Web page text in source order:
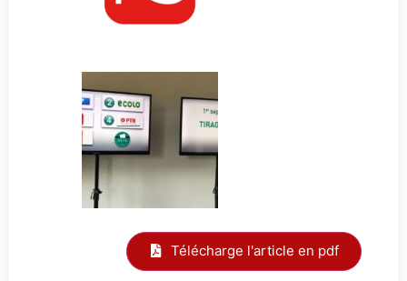
Télécharge l'article en pdf